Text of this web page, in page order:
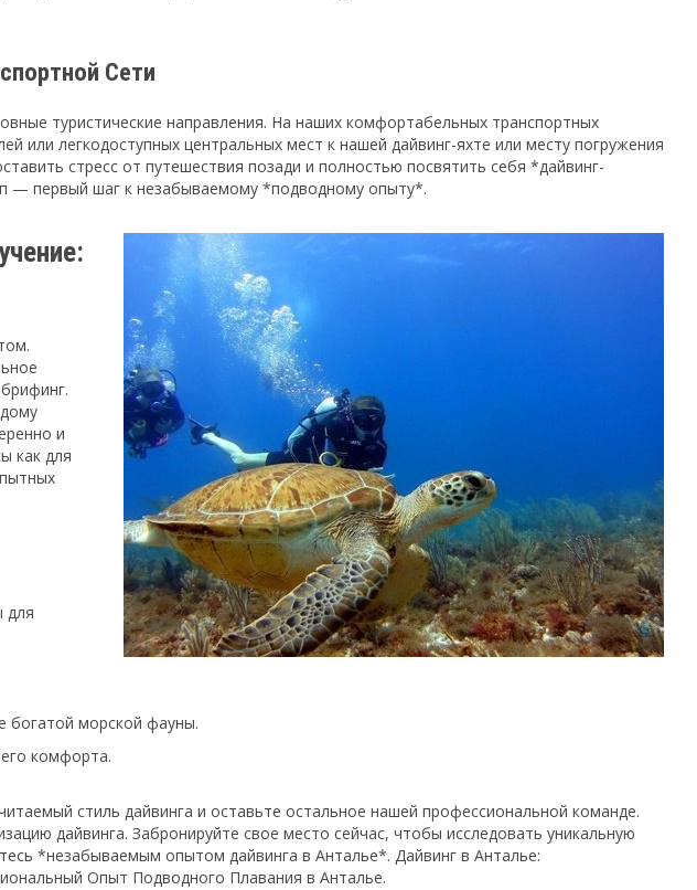
Сети
туристические направления. На наших комфортабельных транспортных
или легкодоступных центральных мест к нашей дайвинг-яхте или месту погружения
стресс от путешествия позади и полностью посвятить себя *дайвинг-
— первый шаг к незабываемому *подводному опыту*.
и
как для
для
богатой морской фауны.
комфорта.
стиль дайвинга и оставьте остальное нашей профессиональной команде.
дайвинга. Забронируйте свое место сейчас, чтобы исследовать уникальную
*незабываемым опытом дайвинга в Анталье*. Дайвинг в Анталье:
Опыт Подводного Плавания в Анталье.